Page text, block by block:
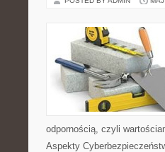
odpornością, czyli
Aspekty